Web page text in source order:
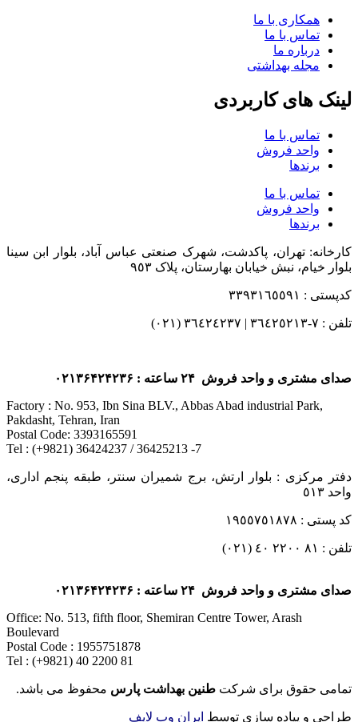
همکاری با ما
تماس با ما
درباره ما
مجله بهداشتی
لینک های کاربردی
تماس با ما
واحد فروش
برندها
تماس با ما
واحد فروش
برندها
کارخانه: تهران، پاکدشت، شهرک صنعتی عباس آباد، بلوار ابن سینا
بلوار خیام، نبش خیابان بهارستان، پلاک ٩٥٣
کدپستی : ٣٣٩٣١٦٥٥٩١
تلفن : ٧-٣٦٤٢٥٢١٣ | ٣٦٤٢٤٢٣٧ (٠٢١)
صدای مشتری و واحد فروش ۲۴ ساعته : ۰۲۱۳۶۴۲۴۲۳۶
Factory : No. 953, Ibn Sina BLV., Abbas Abad industrial Park,
Pakdasht, Tehran, Iran
Postal Code: 3393165591
Tel : (+9821) 36424237 / 36425213 -7
دفتر مرکزی : بلوار ارتش، برج شمیران سنتر، طبقه پنجم اداری،
واحد ٥١٣
کد پستی : ١٩٥٥٧٥١٨٧٨
تلفن : ٨١ ٢٢٠٠ ٤٠ (٠٢١)
صدای مشتری و واحد فروش ۲۴ ساعته : ۰۲۱۳۶۴۲۴۲۳۶
Office: No. 513, fifth floor, Shemiran Centre Tower, Arash
Boulevard
Postal Code : 1955751878
Tel : (+9821) 40 2200 81
تمامی حقوق برای شرکت طنین بهداشت پارس محفوظ می باشد.
طراحی و پیاده سازی توسط ایران وب لایف